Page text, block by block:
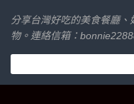
分享台灣好吃的美食餐廳
物。連絡信箱：